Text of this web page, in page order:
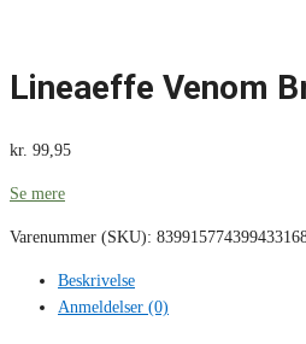
Lineaeffe Venom
kr. 99,95
Se mere
Varenummer (SKU):
Beskrivelse
Anmeldelser (0)